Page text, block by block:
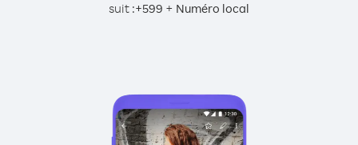
suit :+599 + Numéro local